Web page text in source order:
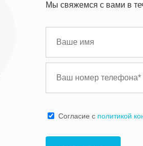
Мы свяжемся с вами в
Cогласие с политикой